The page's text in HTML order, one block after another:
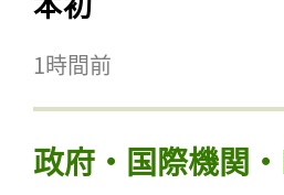
1時間前
政府・国際機関